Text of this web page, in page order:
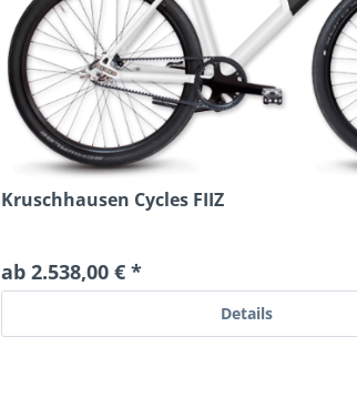
Kruschhausen Cycles FIIZ
ab 2.538,00 € *
Details